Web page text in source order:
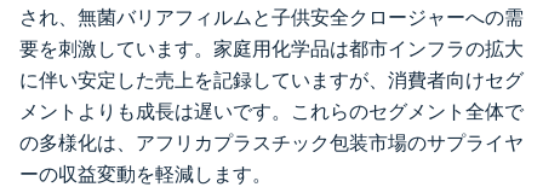
され、無菌バリアフィルムと子供安全クロージャーへの需
要を刺激しています。家庭用化学品は都市インフラの拡大
に伴い安定した売上を記録していますが、消費者向けセグ
メントよりも成長は遅いです。これらのセグメント全体で
の多様化は、アフリカプラスチック包装市場のサプライヤ
ーの収益変動を軽減します。